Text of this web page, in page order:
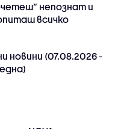
непознат и
всичко
новини (07.08.2026 -